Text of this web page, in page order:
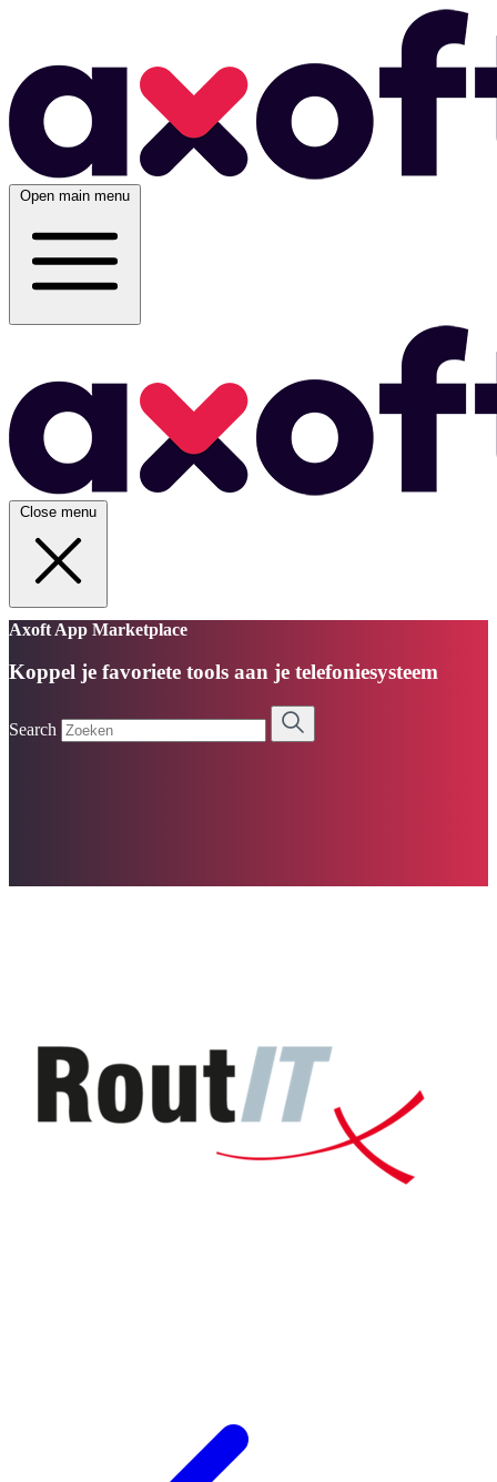
Open main menu
Close menu
Axoft App Marketplace
Koppel je favoriete tools aan je telefoniesysteem
Search